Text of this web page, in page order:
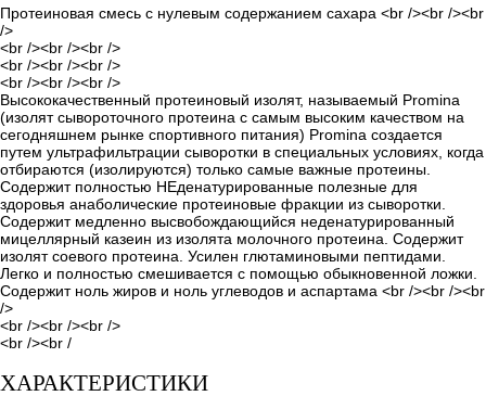
Протеиновая смесь с нулевым содержанием сахара <br /><br /><br
/>
<br /><br /><br />
<br /><br /><br />
<br /><br /><br />
Высококачественный протеиновый изолят, называемый Promina
(изолят сывороточного протеина с самым высоким качеством на
сегодняшнем рынке спортивного питания) Promina создается
путем ультрафильтрации сыворотки в специальных условиях, когда
отбираются (изолируются) только самые важные протеины.
Содержит полностью НЕденатурированные полезные для
здоровья анаболические протеиновые фракции из сыворотки.
Содержит медленно высвобождающийся неденатурированный
мицеллярный казеин из изолята молочного протеина. Содержит
изолят соевого протеина. Усилен глютаминовыми пептидами.
Легко и полностью смешивается с помощью обыкновенной ложки.
Содержит ноль жиров и ноль углеводов и аспартама <br /><br /><br
/>
<br /><br /><br />
<br /><br /
ХАРАКТЕРИСТИКИ